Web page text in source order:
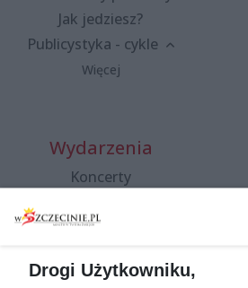
Jak jedziesz?
Publicystyka - cykle
Więcej
Wydarzenia
Koncerty
Spacery i oprowadzania
targi
Drogi Użytkowniku,